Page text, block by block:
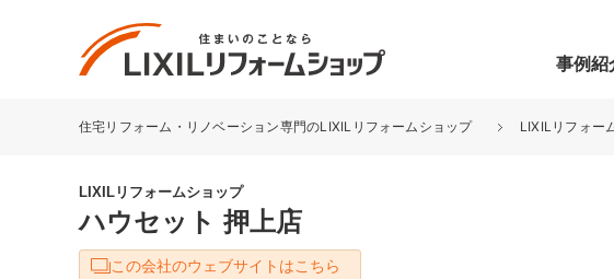
事例紹
リフォーム事例を探す
キッチン
LIXILリフォームショップについて
住宅リフォーム・リノベーション専門のLIXILリフォームショップ LIXILリフォー
LIXILリフォームショップ
ハウセット 押上店
この会社のウェブサイトはこちら